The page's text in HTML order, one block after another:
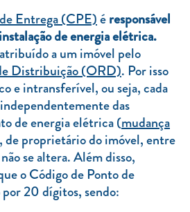
Entrega (CPE)éresponsável
de energia elétrica.
a um imóvel pelo
Distribuição (ORD). Por isso
e intransferível, ou seja, cada
das
de energia elétrica (mudança
, de proprietário do imóvel, entre
se altera. Além disso,
o Código de Ponto de
20 dígitos, sendo: